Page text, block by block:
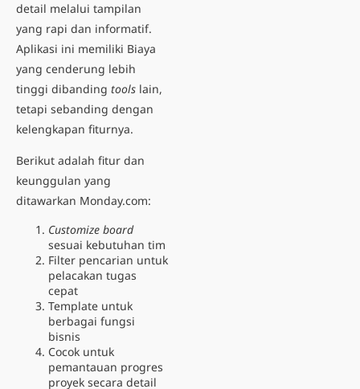
detail melalui tampilan
yang rapi dan informatif.
Aplikasi ini memiliki Biaya
yang cenderung lebih
tinggi dibanding tools lain,
tetapi sebanding dengan
kelengkapan fiturnya.
Berikut adalah fitur dan
keunggulan yang
ditawarkan Monday.com:
Customize board
sesuai kebutuhan tim
Filter pencarian untuk
pelacakan tugas
cepat
Template untuk
berbagai fungsi
bisnis
Cocok untuk
pemantauan progres
proyek secara detail